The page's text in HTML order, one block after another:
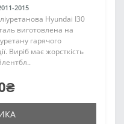
2015
Hyundai I30
виготовлена на
гарячого
Виріб має жорсткість